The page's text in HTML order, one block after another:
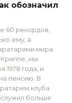
обозначил
60 рекордов,
ему, а
мира.
Криппе, мы
1978 года, и
пенсию. В
клуба
больше